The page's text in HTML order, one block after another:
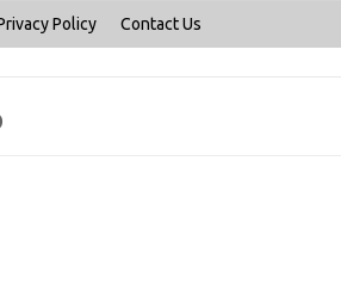
Policy Contact Us